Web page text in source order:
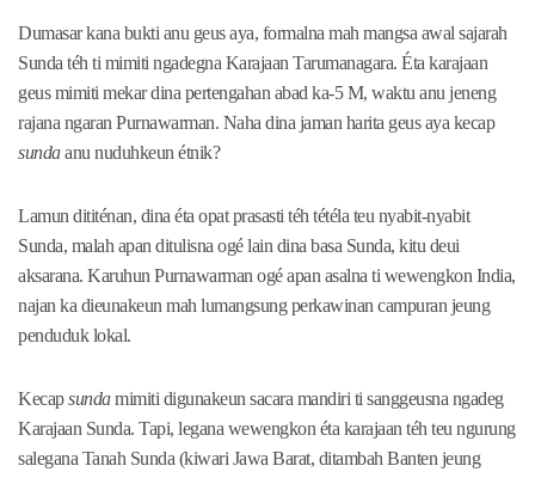
Dumasar kana bukti anu geus aya, formalna mah mangsa awal sajarah
Sunda téh ti mimiti ngadegna Karajaan Tarumanagara. Éta karajaan
geus mimiti mekar dina pertengahan abad ka-5 M, waktu anu jeneng
rajana ngaran Purnawarman. Naha dina jaman harita geus aya kecap
sundaanu nuduhkeun étnik?
Lamun dititénan, dina éta opat prasasti téh tétéla teu nyabit-nyabit
Sunda, malah apan ditulisna ogé lain dina basa Sunda, kitu deui
aksarana. Karuhun Purnawarman ogé apan asalna ti wewengkon India,
najan ka dieunakeun mah lumangsung perkawinan campuran jeung
penduduk lokal.
Kecapsundamimiti digunakeun sacara mandiri ti sanggeusna ngadeg
Karajaan Sunda. Tapi, legana wewengkon éta karajaan téh teu ngurung
salegana Tanah Sunda (kiwari Jawa Barat, ditambah Banten jeung